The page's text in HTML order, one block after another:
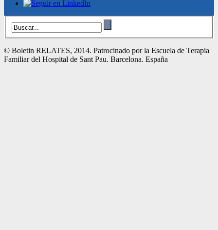
© Boletin RELATES, 2014. Patrocinado por la Escuela de Terapia
Familiar del Hospital de Sant Pau. Barcelona. España